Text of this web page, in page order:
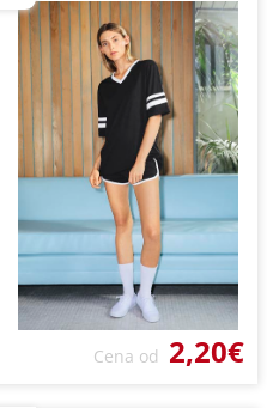
Cena od 2,20€